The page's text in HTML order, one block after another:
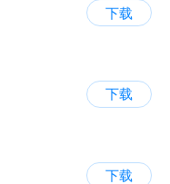
下载
下载
下载